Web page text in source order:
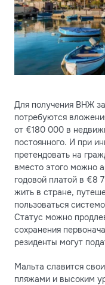
Для получения ВНЖ
потребуются
от €180 000 в
постоянного. И при
претендовать на
вместо этого можно
годовой платой в €8
жить в стране,
пользоваться
Статус можно
сохранения
резиденты могут
Мальта славится
пляжами и высоким